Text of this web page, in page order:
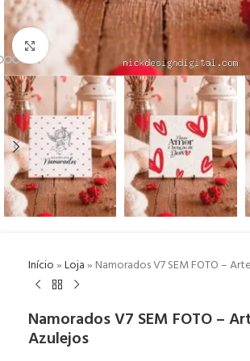
Click to enlarge
Início»Loja» Namorados V7 SEM FOTO –
Namorados V7 SEM FOTO –
Azulejos